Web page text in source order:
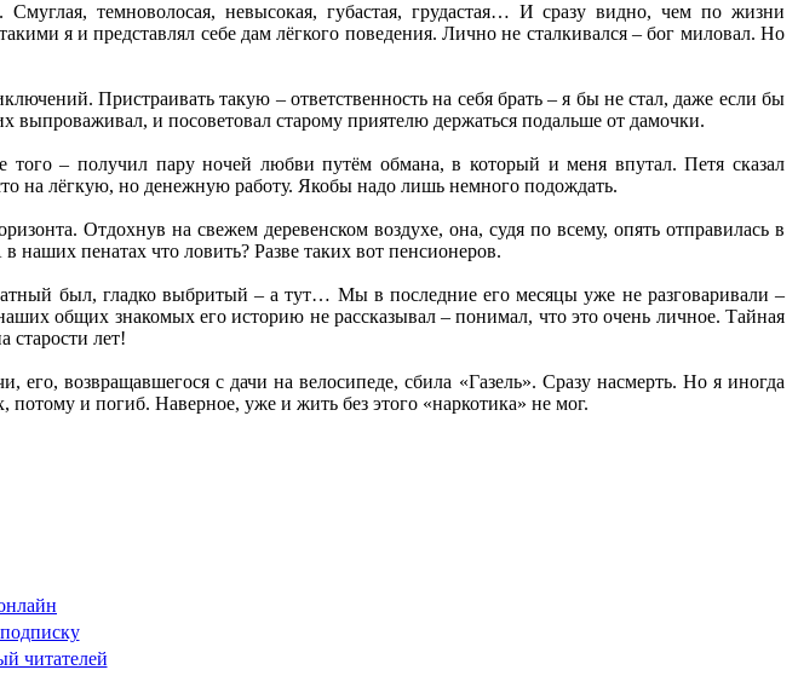
темноволосая, невысокая, губастая, грудастая… И сразу видно, чем по жизни
я и представлял себе дам лёгкого поведения. Лично не сталкивался – бог миловал. Но
Пристраивать такую – ответственность на себя брать – я бы не стал, даже если бы
выпроваживал, и посоветовал старому приятелю держаться подальше от дамочки.
того – получил пару ночей любви путём обмана, в который и меня впутал. Петя сказал
на лёгкую, но денежную работу. Якобы надо лишь немного подождать.
Отдохнув на свежем деревенском воздухе, она, судя по всему, опять отправилась в
наших пенатах что ловить? Разве таких вот пенсионеров.
был, гладко выбритый – а тут… Мы в последние его месяцы уже не разговаривали –
общих знакомых его историю не рассказывал – понимал, что это очень личное. Тайная
старости лет!
его, возвращавшегося с дачи на велосипеде, сбила «Газель». Сразу насмерть. Но я иногда
и погиб. Наверное, уже и жить без этого «наркотика» не мог.